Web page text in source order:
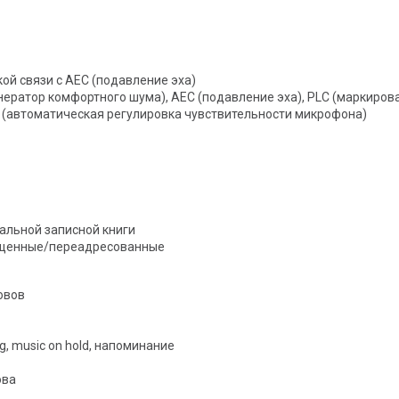
связи с AEC (подавление эха)
комфортного шума), AEC (подавление эха), PLC
регулировка чувствительности микрофона)
записной книги
переадресованные
music on hold, напоминание